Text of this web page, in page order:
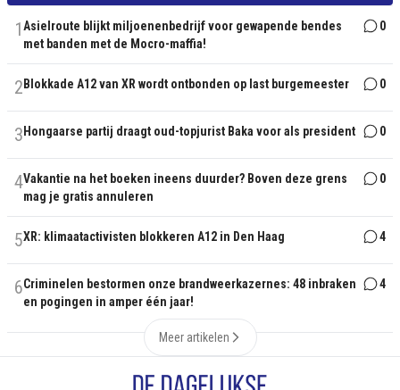
1Asielroute blijkt miljoenenbedrijf voor gewapende bendes
met banden met de Mocro-maffia!
0
2 Blokkade A12 van XR wordt ontbonden op last burgemeester 0
3 Hongaarse partij draagt oud-topjurist Baka voor als president 0
4Vakantie na het boeken ineens duurder? Boven deze grens
mag je gratis annuleren
0
5XR: klimaatactivisten blokkeren A12 in Den Haag 4
6Criminelen bestormen onze brandweerkazernes: 48 inbraken
en pogingen in amper één jaar!
4
Meer artikelen